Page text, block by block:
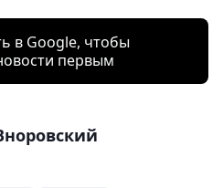
в Google, чтобы
первым